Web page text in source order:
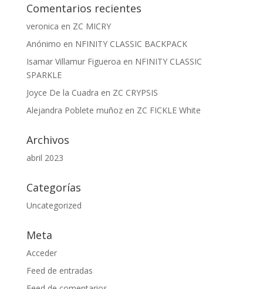
Comentarios recientes
veronica en ZC MICRY
Anónimo en NFINITY CLASSIC BACKPACK
Isamar Villamur Figueroa en NFINITY CLASSIC
SPARKLE
Joyce De la Cuadra en ZC CRYPSIS
Alejandra Poblete muñozen ZC FICKLE White
Archivos
abril 2023
Categorías
Uncategorized
Meta
Acceder
Feed de entradas